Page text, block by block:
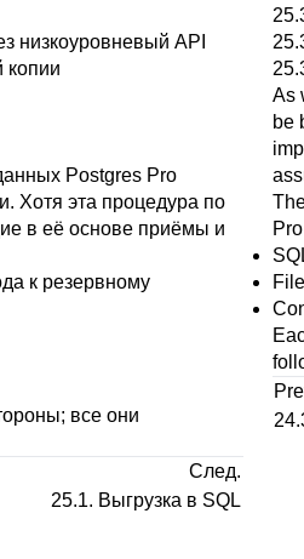
низкоуровневый API
копии
Postgres Pro
Хотя эта процедура по
в её основе приёмы и
к резервному
все они
След.
25.1. Выгрузка в SQL
As
be
Pro